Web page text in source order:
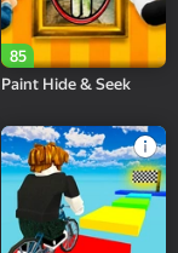
85
Paint Hide & Seek